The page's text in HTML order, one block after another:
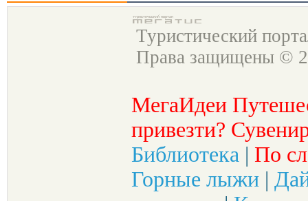
Туристический
Права защищены ©
МегаИдеи
привезти?
Библиотека | По
Горные лыжи |